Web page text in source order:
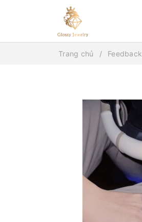
Trang chủ Feedback